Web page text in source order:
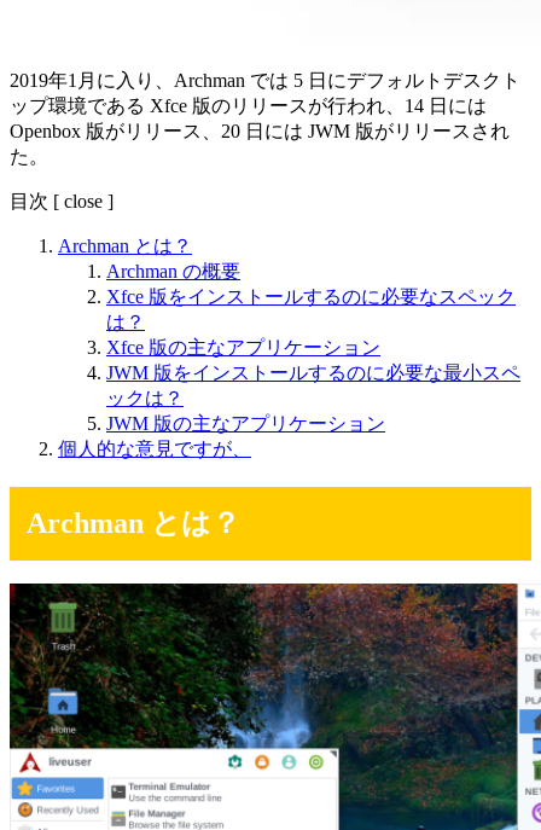
2019年1月に入り、Archman では 5 日にデフォルトデスクト
ップ環境である Xfce 版のリリースが行われ、14 日には
Openbox 版がリリース、20 日には JWM 版がリリースされ
た。
目次 [ close ]
Archman とは？
Archman の概要
Xfce 版をインストールするのに必要なスペック
は？
Xfce 版の主なアプリケーション
JWM 版をインストールするのに必要な最小スペ
ックは？
JWM 版の主なアプリケーション
個人的な意見ですが、
Archman とは？